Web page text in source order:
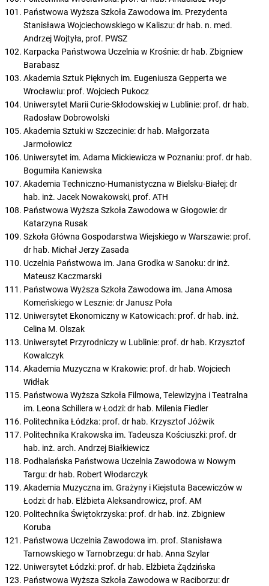
Państwowa Wyższa Szkoła Zawodowa im. Prezydenta
Stanisława Wojciechowskiego w Kaliszu: dr hab. n. med.
Andrzej Wojtyła, prof. PWSZ
Karpacka Państwowa Uczelnia w Krośnie: dr hab. Zbigniew
Barabasz
Akademia Sztuk Pięknych im. Eugeniusza Gepperta we
Wrocławiu: prof. Wojciech Pukocz
Uniwersytet Marii Curie-Skłodowskiej w Lublinie: prof. dr hab.
Radosław Dobrowolski
Akademia Sztuki w Szczecinie: dr hab. Małgorzata
Jarmołowicz
Uniwersytet im. Adama Mickiewicza w Poznaniu: prof. dr hab.
Bogumiła Kaniewska
Akademia Techniczno-Humanistyczna w Bielsku-Białej: dr
hab. inż. Jacek Nowakowski, prof. ATH
Państwowa Wyższa Szkoła Zawodowa w Głogowie: dr
Katarzyna Rusak
Szkoła Główna Gospodarstwa Wiejskiego w Warszawie: prof.
dr hab. Michał Jerzy Zasada
Uczelnia Państwowa im. Jana Grodka w Sanoku: dr inż.
Mateusz Kaczmarski
Państwowa Wyższa Szkoła Zawodowa im. Jana Amosa
Komeńskiego w Lesznie: dr Janusz Poła
Uniwersytet Ekonomiczny w Katowicach: prof. dr hab. inż.
Celina M. Olszak
Uniwersytet Przyrodniczy w Lublinie: prof. dr hab. Krzysztof
Kowalczyk
Akademia Muzyczna w Krakowie: prof. dr hab. Wojciech
Widłak
Państwowa Wyższa Szkoła Filmowa, Telewizyjna i Teatralna
im. Leona Schillera w Łodzi: dr hab. Milenia Fiedler
Politechnika Łódzka: prof. dr hab. Krzysztof Jóźwik
Politechnika Krakowska im. Tadeusza Kościuszki: prof. dr
hab. inż. arch. Andrzej Białkiewicz
Podhalańska Państwowa Uczelnia Zawodowa w Nowym
Targu: dr hab. Robert Włodarczyk
Akademia Muzyczna im. Grażyny i Kiejstuta Bacewiczów w
Łodzi: dr hab. Elżbieta Aleksandrowicz, prof. AM
Politechnika Świętokrzyska: prof. dr hab. inż. Zbigniew
Koruba
Państwowa Uczelnia Zawodowa im. prof. Stanisława
Tarnowskiego w Tarnobrzegu: dr hab. Anna Szylar
Uniwersytet Łódzki: prof. dr hab. Elżbieta Żądzińska
Państwowa Wyższa Szkoła Zawodowa w Raciborzu: dr